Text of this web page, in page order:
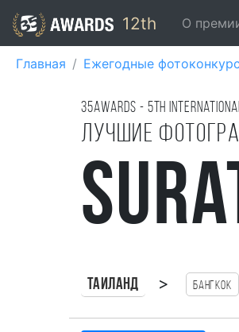
12th О
Главная Ежегодные
35AWARDS - 5TH
Лучшие
Таиланд > Бангкок